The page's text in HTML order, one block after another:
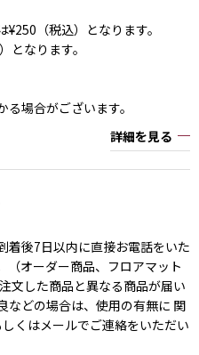
（税込）となります。
なります。
場合がございます。
詳細を見る
着後7日以内に直接お電話をいた
（オーダー商品、フロアマット
文した商品と異なる商品が届い
などの場合は、使用の有無に 関
くはメールでご連絡をいただい